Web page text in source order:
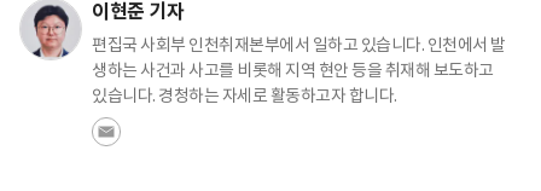
이현준 기자
편집국 사회부 인천취재본부에서 일하고 있습니다. 인천에서 발
생하는 사건과 사고를 비롯해 지역 현안 등을 취재해 보도하고
있습니다. 경청하는 자세로 활동하고자 합니다.